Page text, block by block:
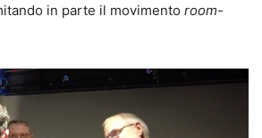
in parte il movimento room-